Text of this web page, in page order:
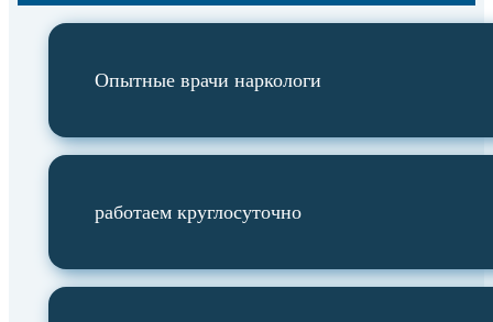
Опытные врачи наркологи
работаем круглосуточно